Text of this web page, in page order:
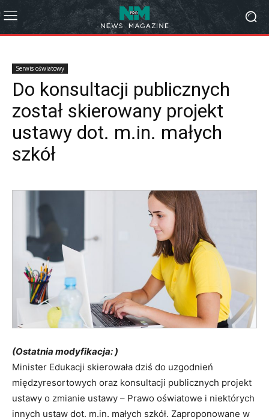
Serwis oświatowy
Do konsultacji publicznych
został skierowany projekt
ustawy dot. m.in. małych
szkół
(Ostatnia modyfikacja: )
Minister Edukacji skierowała dziś do uzgodnień
międzyresortowych oraz konsultacji publicznych projekt
ustawy o zmianie ustawy – Prawo oświatowe i niektórych
innych ustaw dot. m.in. małych szkół. Zaproponowane w